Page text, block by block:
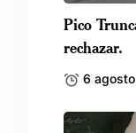
Pico
rechazar.
6